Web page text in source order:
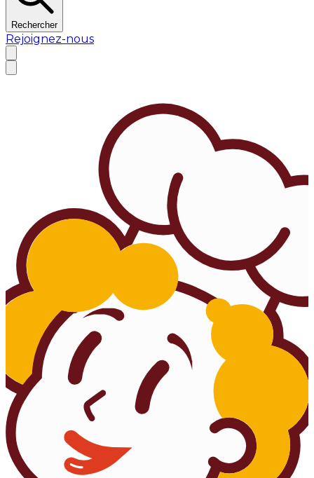
Rechercher
Rejoignez-nous